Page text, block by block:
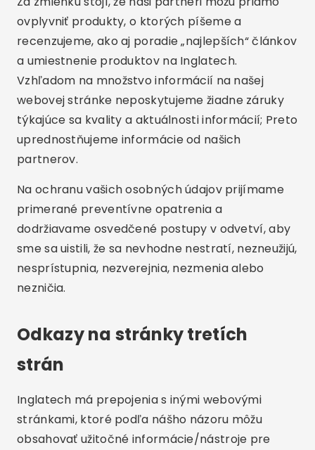
ovplyvniť produkty, o ktorých píšeme a
recenzujeme, ako aj poradie „najlepších“ článkov
a umiestnenie produktov na Inglatech.
Vzhľadom na množstvo informácií na našej
webovej stránke neposkytujeme žiadne záruky
týkajúce sa kvality a aktuálnosti informácií; Preto
uprednostňujeme informácie od našich
partnerov.
Na ochranu vašich osobných údajov prijímame
primerané preventívne opatrenia a
dodržiavame osvedčené postupy v odvetví, aby
sme sa uistili, že sa nevhodne nestratí, nezneužijú,
nesprístupnia, nezverejnia, nezmenia alebo
nezničia.
Odkazy na stránky tretích
strán
Inglatech má prepojenia s inými webovými
stránkami, ktoré podľa nášho názoru môžu
obsahovať užitočné informácie/nástroje pre